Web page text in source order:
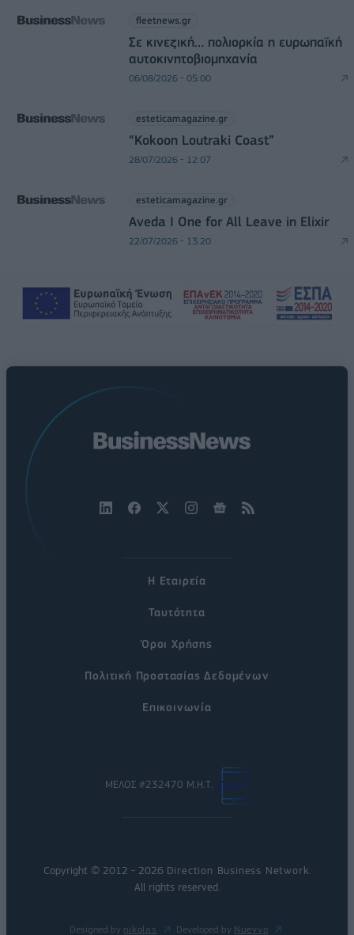
fleetnews.gr
Σε κινεζική… πολιορκία η ευρωπαϊκή
αυτοκινητοβιομηχανία
06/08/2026 - 05:00
esteticamagazine.gr
“Kokoon Loutraki Coast”
28/07/2026 - 12:07
esteticamagazine.gr
Aveda I One for All Leave in Elixir
22/07/2026 - 13:20
Η Εταιρεία
Ταυτότητα
Όροι Χρήσης
Πολιτική Προστασίας Δεδομένων
Επικοινωνία
ΜΕΛΟΣ #232470 Μ.Η.Τ.
Copyright © 2012 - 2026 Direction Business Network
All rights reserved.
Designed by nikolas Developed by Nuevvo